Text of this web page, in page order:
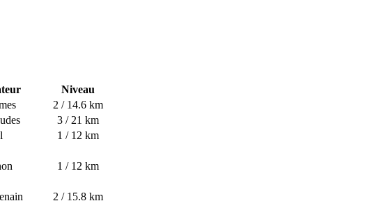
Niveau
2 / 14.6 km
3 / 21 km
1 / 12 km
1 / 12 km
2 / 15.8 km